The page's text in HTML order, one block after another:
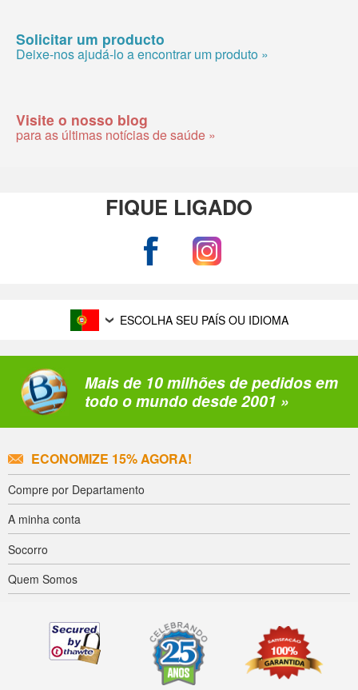
Solicitar um producto
Deixe-nos ajudá-lo a encontrar um produto »
Visite o nosso blog
para as últimas notícias de saúde »
FIQUE LIGADO
ESCOLHA SEU PAÍS OU IDIOMA
Mais de 10 milhões de pedidos em
todo o mundo desde 2001 »
ECONOMIZE 15% AGORA!
Compre por Departamento
A minha conta
Socorro
Quem Somos